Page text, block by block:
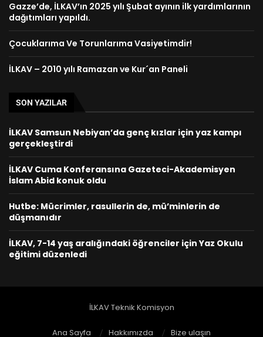
Gazze’de, İLKAV’ın 2025 yılı Şubat ayının ilk yardımlarının
dağıtımları yapıldı.
Çocuklarıma Ve Torunlarıma Vasiyetimdir!
İLKAV – 2010 yılı Ramazan ve Kur´an Paneli
SON YAZILAR
İLKAV Samsun Nebiyan’da genç kızlar için yaz kampı
gerçekleştirdi
İLKAV Cuma Konferansına Gazeteci-Akademisyen
İslam Abid konuk oldu
Hutbe: Mücrimler, rasullerin de, mü’minlerin de
düşmanıdır
İLKAV, 7-14 yaş aralığındaki öğrenciler için Yaz Okulu
eğitimi düzenledi
İLKAV Teknik Komisyon
Ana Sayfa Hakkımızda Bize ulaşın